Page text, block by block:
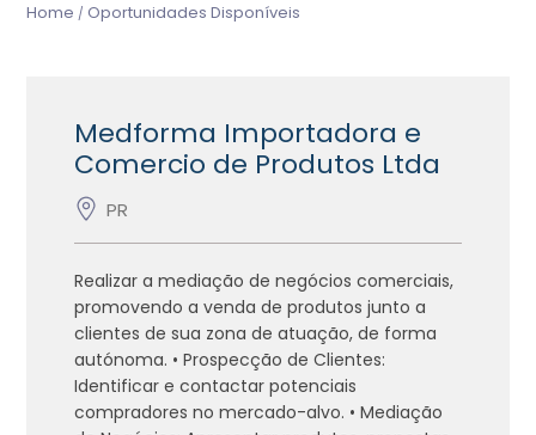
Home / Oportunidades Disponíveis
Medforma Importadora e
Comercio de Produtos Ltda
PR
Realizar a mediação de negócios comerciais,
promovendo a venda de produtos junto a
clientes de sua zona de atuação, de forma
autónoma. • Prospecção de Clientes:
Identificar e contactar potenciais
compradores no mercado-alvo. • Mediação